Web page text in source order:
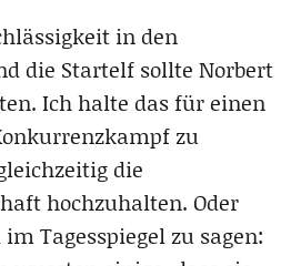
in den
die Startelf sollte Norbert
Ich halte das für einen
zu
die
hochzuhalten. Oder
Tagesspiegel zu sagen: